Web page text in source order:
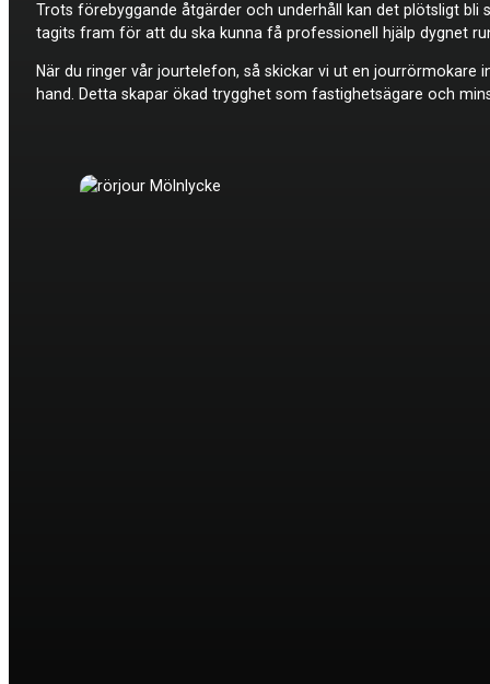
Trots förebyggande åtgärder och underhåll kan det plötsligt bli
tagits fram för att du ska kunna få professionell hjälp dygnet
När du ringer vår jourtelefon, så skickar vi ut en
hand. Detta skapar ökad trygghet som fastighetsägare och